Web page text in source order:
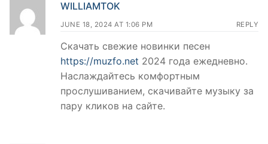
WILLIAMTOK
JUNE 18, 2024 AT 1:06 PM REPLY
Скачать свежие новинки песен
https://muzfo.net 2024 года ежедневно.
Наслаждайтесь комфортным
прослушиванием, скачивайте музыку за
пару кликов на сайте.